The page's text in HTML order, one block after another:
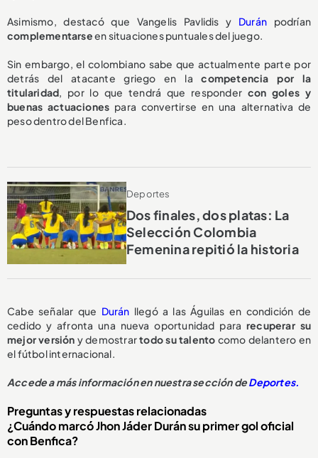
Asimismo, destacó que Vangelis Pavlidis y Duránpodrían
complementarseen situaciones puntuales del juego.
Sin embargo, el colombiano sabe que actualmente parte por
detrás del atacante griego en lacompetencia por la
titularidad, por lo que tendrá que responder con goles y
buenas actuaciones para convertirse en una alternativa de
peso dentro del Benfica.
Deportes
Dos finales, dos platas: La
Selección Colombia
Femenina repitió la historia
Cabe señalar que Durán llegó a las Águilas en condición de
cedido y afronta una nueva oportunidad para recuperar su
mejor versión y demostrartodo su talento como delantero en
el fútbol internacional.
Accede a más información en nuestra sección deDeportes.
Preguntas y respuestas relacionadas
¿Cuándo marcó Jhon Jáder Durán su primer gol oficial
con Benfica?